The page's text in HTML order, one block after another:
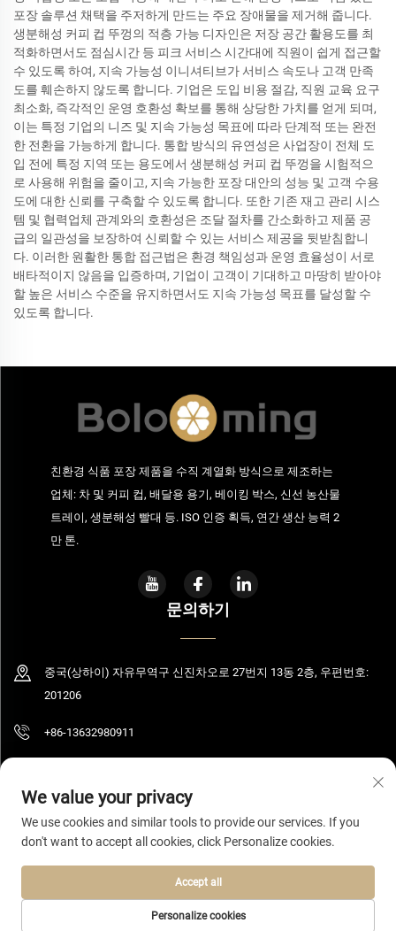
포장 솔루션 채택을 주저하게 만드는 주요 장애물을 제거해 줍니다.
생분해성 커피 컵 뚜껑의 적층 가능 디자인은 저장 공간 활용도를 최
적화하면서도 점심시간 등 피크 서비스 시간대에 직원이 쉽게 접근할
수 있도록 하여, 지속 가능성 이니셔티브가 서비스 속도나 고객 만족
도를 훼손하지 않도록 합니다. 기업은 도입 비용 절감, 직원 교육 요구
최소화, 즉각적인 운영 호환성 확보를 통해 상당한 가치를 얻게 되며,
이는 특정 기업의 니즈 및 지속 가능성 목표에 따라 단계적 또는 완전
한 전환을 가능하게 합니다. 통합 방식의 유연성은 사업장이 전체 도
입 전에 특정 지역 또는 용도에서 생분해성 커피 컵 뚜껑을 시험적으
로 사용해 위험을 줄이고, 지속 가능한 포장 대안의 성능 및 고객 수용
도에 대한 신뢰를 구축할 수 있도록 합니다. 또한 기존 재고 관리 시스
템 및 협력업체 관계와의 호환성은 조달 절차를 간소화하고 제품 공
급의 일관성을 보장하여 신뢰할 수 있는 서비스 제공을 뒷받침합니
다. 이러한 원활한 통합 접근법은 환경 책임성과 운영 효율성이 서로
배타적이지 않음을 입증하며, 기업이 고객이 기대하고 마땅히 받아야
할 높은 서비스 수준을 유지하면서도 지속 가능성 목표를 달성할 수
있도록 합니다.
친환경 식품 포장 제품을 수직 계열화 방식으로 제조하는
업체: 차 및 커피 컵, 배달용 용기, 베이킹 박스, 신선 농산물
트레이, 생분해성 빨대 등. ISO 인증 획득, 연간 생산 능력 2
만 톤.
문의하기
중국(상하이) 자유무역구 신진차오로 27번지 13동 2층, 우편번호:
201206
+86-13632980911
저작권 © 2026 상하이 볼루밍 기술 유한공사. 모든 권리 보유. 개인정보 처리방
침
We value your privacy
We use cookies and similar tools to provide our services. If you
don't want to accept all cookies, click Personalize cookies.
Personalize cookies
Accept all